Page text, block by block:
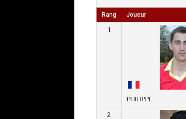
Rang Joueur
1
PHILIPPE
2